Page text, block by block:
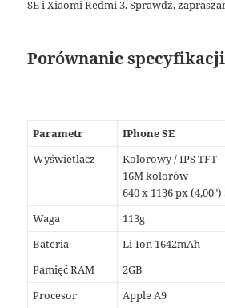
SE i Xiaomi Redmi 3. Sprawdź,
Porównanie
Parametr IPhone SE
Wyświetlacz
Kolorowy / IPS TFT
16M kolorów
640 x 1136 px
Waga
113g
Bateria
Li-Ion 1642mAh
Pamięć RAM
2GB
Procesor
Apple A9